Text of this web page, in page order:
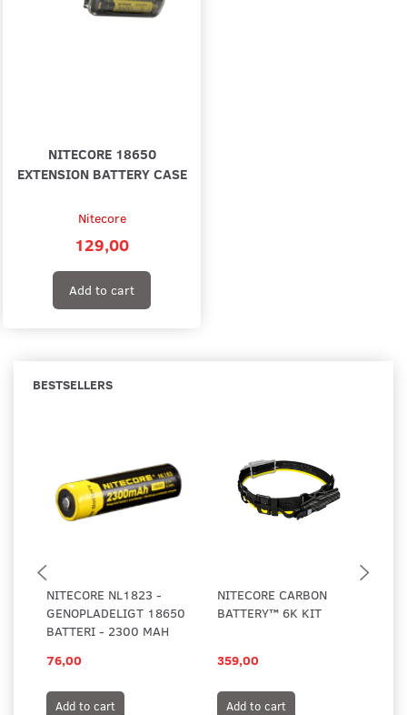
NITECORE 18650
EXTENSION BATTERY CASE
Nitecore
129,00
Add to cart
BESTSELLERS
NITECORE NL1823 -
GENOPLADELIGT 18650
BATTERI - 2300 MAH
76,00
Add to cart
NITECORE CARBON
BATTERY™ 6K KIT
359,00
Add to cart